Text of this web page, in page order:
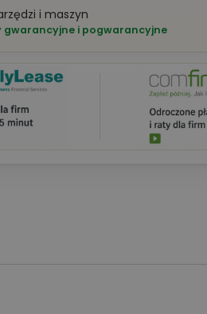
i maszyn
gwarancyjne i pogwarancyjne